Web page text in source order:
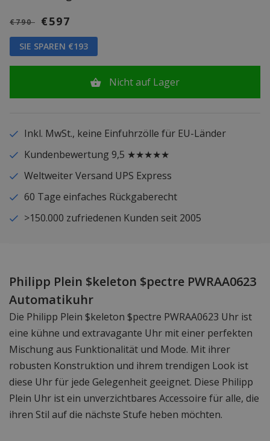
€790 €597
SIE SPAREN €193
Nicht auf Lager
Inkl. MwSt., keine Einfuhrzölle für EU-Länder
Kundenbewertung 9,5 ★★★★★
Weltweiter Versand UPS Express
60 Tage einfaches Rückgaberecht
>150.000 zufriedenen Kunden seit 2005
Philipp Plein $keleton $pectre PWRAA0623
Automatikuhr
Die Philipp Plein $keleton $pectre PWRAA0623 Uhr ist
eine kühne und extravagante Uhr mit einer perfekten
Mischung aus Funktionalität und Mode. Mit ihrer
robusten Konstruktion und ihrem trendigen Look ist
diese Uhr für jede Gelegenheit geeignet. Diese Philipp
Plein Uhr ist ein unverzichtbares Accessoire für alle, die
ihren Stil auf die nächste Stufe heben möchten.